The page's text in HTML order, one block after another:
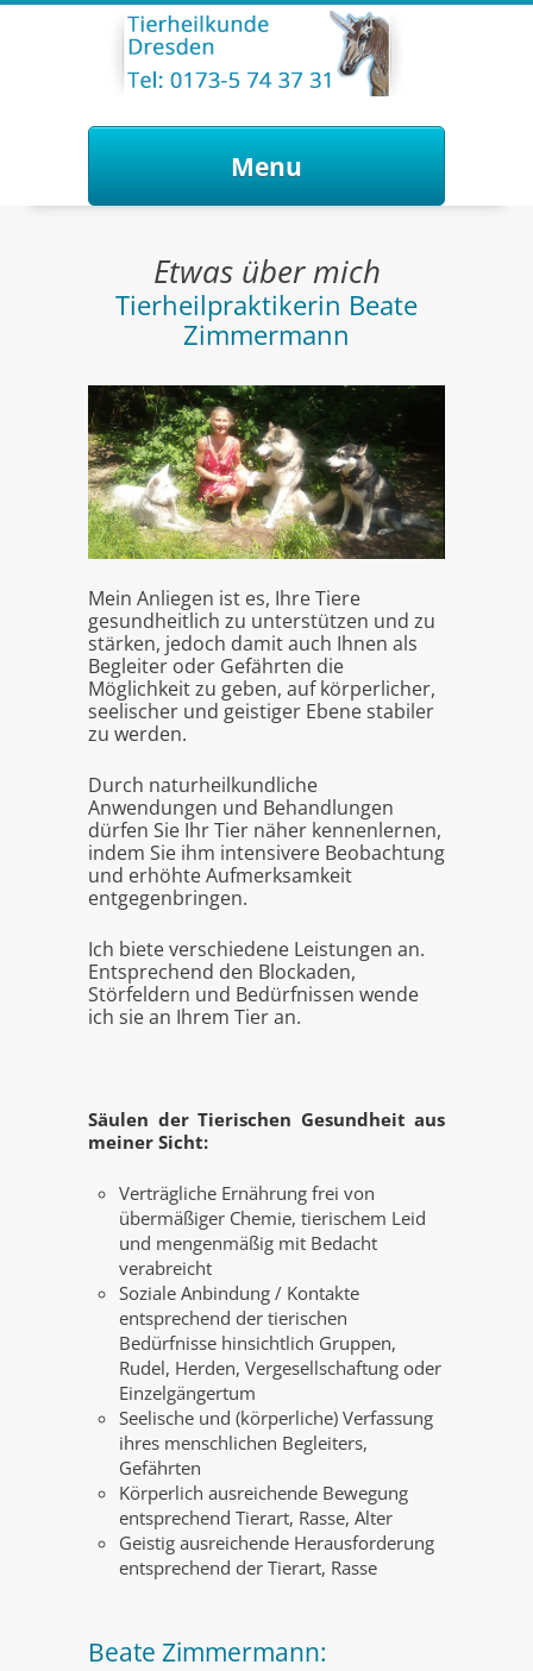
Menu
Etwas über mich
Tierheilpraktikerin Beate
Zimmermann
Mein Anliegen ist es, Ihre Tiere
gesundheitlich zu unterstützen und zu
stärken, jedoch damit auch Ihnen als
Begleiter oder Gefährten die
Möglichkeit zu geben, auf körperlicher,
seelischer und geistiger Ebene stabiler
zu werden.
Durch naturheilkundliche
Anwendungen und Behandlungen
dürfen Sie Ihr Tier näher kennenlernen,
indem Sie ihm intensivere Beobachtung
und erhöhte Aufmerksamkeit
entgegenbringen.
Ich biete verschiedene Leistungen an.
Entsprechend den Blockaden,
Störfeldern und Bedürfnissen wende
ich sie an Ihrem Tier an.
Säulen der Tierischen Gesundheit aus
meiner Sicht:
Verträgliche Ernährung frei von
übermäßiger Chemie, tierischem Leid
und mengenmäßig mit Bedacht
verabreicht
Soziale Anbindung / Kontakte
entsprechend der tierischen
Bedürfnisse hinsichtlich Gruppen,
Rudel, Herden, Vergesellschaftung oder
Einzelgängertum
Seelische und (körperliche) Verfassung
ihres menschlichen Begleiters,
Gefährten
Körperlich ausreichende Bewegung
entsprechend Tierart, Rasse, Alter
Geistig ausreichende Herausforderung
entsprechend der Tierart, Rasse
Beate Zimmermann: